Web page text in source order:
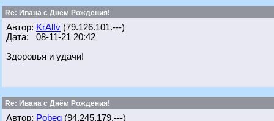
Re: Ивана с Днём Рождения!
Автор: KrAlIv (79.126.101.---)
Дата: 08-11-21 20:42
Здоровья и удачи!
Re: Ивана с Днём Рождения!
Автор: Pobeg (94.245.179.---)